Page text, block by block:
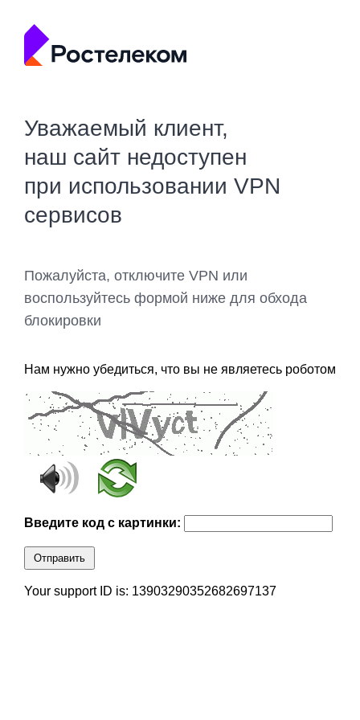
Уважаемый клиент,
наш сайт недоступен
при использовании VPN
сервисов
Пожалуйста, отключите VPN или
воспользуйтесь формой ниже для обхода
блокировки
Нам нужно убедиться, что вы не являетесь роботом
Введите код с картинки:
Отправить
Your support ID is: 13903290352682697137